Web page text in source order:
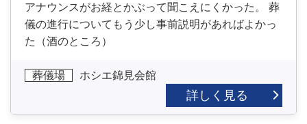
アナウンスがお経とかぶって聞こえにくかった。 葬
儀の進行についてもう少し事前説明があればよかっ
た（酒のところ）
葬儀場 ホシエ錦見会館
詳しく見る